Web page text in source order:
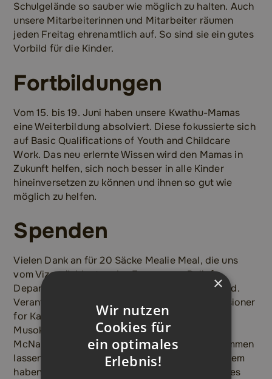
Schulgelände so sauber wie möglich zu halten. Auch
unsere Mitarbeiterinnen und Mitarbeiter räumen
jeden Freitag ehrenamtlich auf. So sind sie ein gutes
Vorbild für die Kinder.
Fortbildungen
Vom 15. bis 19. Juni haben unsere Kwathu-Mamas
eine Weiterbildung absolviert. Diese fokussierte sich
auf Basic Qualifications of Youth and Childcare
Work. Das neu erlernte Wissen wird den Mamas in
Zukunft helfen, sich noch besser in alle Kinder
hineinversetzen zu können und ihnen so gut wie
möglich zu helfen.
Spenden
Vielen Dank an für 20 Säcke Mealie Meal, die uns
vom Vizepräsidenten des Emergency Relief
Departments zur Verfügung gestellt worden sind.
Verantwortlich hierfür war die District Commissioner
for Kazungula District, Pascalina
Musokotwane.Dankeschön auch an Mignon
McNamara, die uns Mädchenkleidung hat zukommen
lassen. Wir haben uns sehr darüber gefreut.Zudem
haben wir 20 Kilogramm Zucker vom Direktor des
×
Wir nutzen
Cookies für
ein optimales
Erlebnis!